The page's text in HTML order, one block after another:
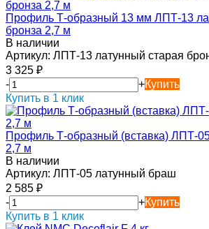
Профиль Т-образный 13 мм ЛПТ-13
бронза 2,7 м
В наличии
Артикул: ЛПТ-13 латунный старая
3 325 ₽
-
+Купить
Купить в 1 клик
Профиль Т-образный (вставка) ЛПТ-
2,7 м
В наличии
Артикул: ЛПТ-05 латунный браш
2 585 ₽
-
+Купить
Купить в 1 клик